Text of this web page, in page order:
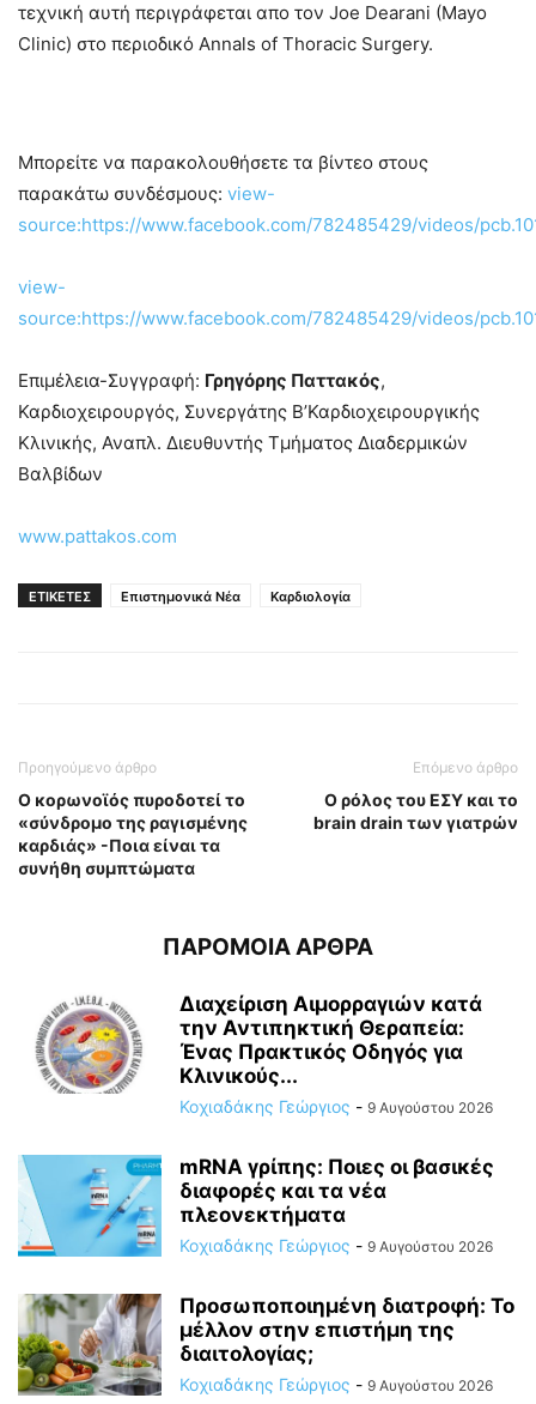
τεχνική αυτή περιγράφεται απο τον Joe Dearani (Mayo
Clinic) στο περιοδικό Annals of Thoracic Surgery.
Μπορείτε να παρακολουθήσετε τα βίντεο στους
παρακάτω συνδέσμους: view-
source:https://www.facebook.com/782485429/videos/
view-
source:https://www.facebook.com/782485429/videos/
Επιμέλεια-Συγγραφή: Γρηγόρης Παττακός,
Καρδιοχειρουργός, Συνεργάτης Β’Καρδιοχειρουργικής
Κλινικής, Αναπλ. Διευθυντής Τμήματος Διαδερμικών
Βαλβίδων
www.pattakos.com
ΕΤΙΚΕΤΕΣ Επιστημονικά Νέα Καρδιολογία
Προηγούμενο άρθρο
Ο κορωνοϊός πυροδοτεί το
«σύνδρομο της ραγισμένης
καρδιάς» -Ποια είναι τα
συνήθη συμπτώματα
Επόμενο άρθρο
Ο ρόλος του ΕΣΥ και το
brain drain των γιατρών
ΠΑΡΟΜΟΙΑ ΑΡΘΡΑ
Διαχείριση Αιμορραγιών κατά
την Αντιπηκτική Θεραπεία:
Ένας Πρακτικός Οδηγός για
Κλινικούς...
Κοχιαδάκης Γεώργιος - 9 Αυγούστου 2026
mRNA γρίπης: Ποιες οι βασικές
διαφορές και τα νέα
πλεονεκτήματα
Κοχιαδάκης Γεώργιος - 9 Αυγούστου 2026
Προσωποποιημένη διατροφή: Το
μέλλον στην επιστήμη της
διαιτολογίας;
Κοχιαδάκης Γεώργιος - 9 Αυγούστου 2026